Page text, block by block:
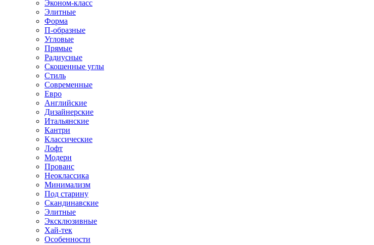
Эконом-класс
Элитные
Форма
П-образные
Угловые
Прямые
Радиусные
Скошенные углы
Стиль
Современные
Евро
Английские
Дизайнерские
Итальянские
Кантри
Классические
Лофт
Модерн
Прованс
Неоклассика
Минимализм
Под старину
Скандинавские
Элитные
Эксклюзивные
Хай-тек
Особенности